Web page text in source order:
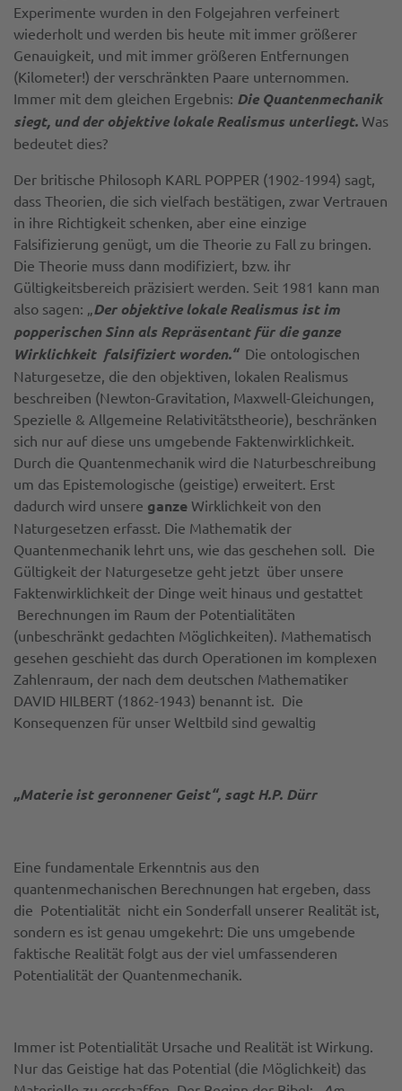
Experimente wurden in den Folgejahren verfeinert
wiederholt und werden bis heute mit immer größerer
Genauigkeit, und mit immer größeren Entfernungen
(Kilometer!) der verschränkten Paare unternommen.
Immer mit dem gleichen Ergebnis: Die Quantenmechanik
siegt, und der objektive lokale Realismus unterliegt. Was
bedeutet dies?
Der britische Philosoph KARL POPPER (1902-1994) sagt,
dass Theorien, die sich vielfach bestätigen, zwar Vertrauen
in ihre Richtigkeit schenken, aber eine einzige
Falsifizierung genügt, um die Theorie zu Fall zu bringen.
Die Theorie muss dann modifiziert, bzw. ihr
Gültigkeitsbereich präzisiert werden. Seit 1981 kann man
also sagen: „ Der objektive lokale Realismus ist im
popperischen Sinn als Repräsentant für die ganze
Wirklichkeit falsifiziert worden.“ Die ontologischen
Naturgesetze, die den objektiven, lokalen Realismus
beschreiben (Newton-Gravitation, Maxwell-Gleichungen,
Spezielle & Allgemeine Relativitätstheorie), beschränken
sich nur auf diese uns umgebende Faktenwirklichkeit.
Durch die Quantenmechanik wird die Naturbeschreibung
um das Epistemologische (geistige) erweitert. Erst
dadurch wird unsere ganze Wirklichkeit von den
Naturgesetzen erfasst. Die Mathematik der
Quantenmechanik lehrt uns, wie das geschehen soll. Die
Gültigkeit der Naturgesetze geht jetzt über unsere
Faktenwirklichkeit der Dinge weit hinaus und gestattet
Berechnungen im Raum der Potentialitäten
(unbeschränkt gedachten Möglichkeiten). Mathematisch
gesehen geschieht das durch Operationen im komplexen
Zahlenraum, der nach dem deutschen Mathematiker
DAVID HILBERT (1862-1943) benannt ist. Die
Konsequenzen für unser Weltbild sind gewaltig
„Materie ist geronnener Geist“, sagt H.P. Dürr
Eine fundamentale Erkenntnis aus den
quantenmechanischen Berechnungen hat ergeben, dass
die Potentialität nicht ein Sonderfall unserer Realität ist,
sondern es ist genau umgekehrt: Die uns umgebende
faktische Realität folgt aus der viel umfassenderen
Potentialität der Quantenmechanik.
Immer ist Potentialität Ursache und Realität ist Wirkung.
Nur das Geistige hat das Potential (die Möglichkeit) das